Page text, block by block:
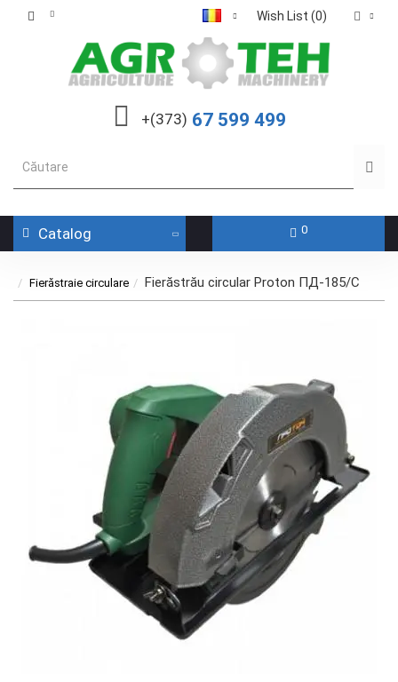
Wish List (0)
+(373) 67 599 499
Catalog 0
Fierăstraie circulare Fierăstrău circular Proton ПД-185/С